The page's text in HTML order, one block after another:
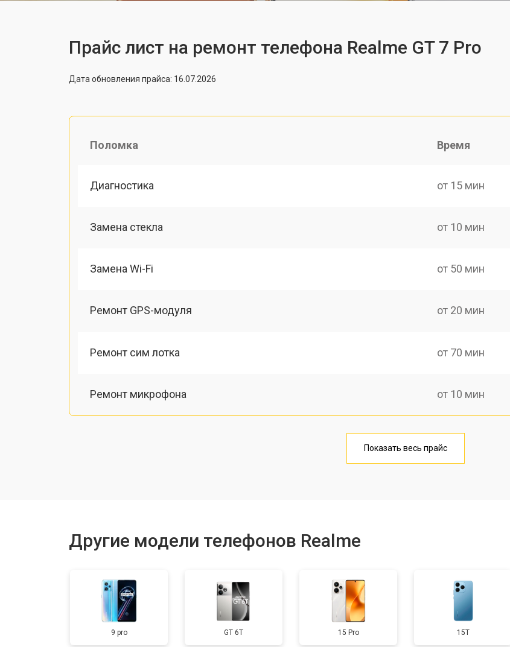
Прайс лист на ремонт телефона Realme GT 7 Pro
Дата обновления прайса: 16.07.2026
Поломка Время
Диагностика от 15 мин
Замена стекла от 10 мин
Замена Wi-Fi от 50 мин
Ремонт GPS-модуля от 20 мин
Ремонт сим лотка от 70 мин
Ремонт микрофона от 10 мин
от 40 мин
Замена задней крышки от 30 мин
Замена дисплея (экрана) от 30 мин
Показать весь прайс
Другие модели телефонов Realme
9 pro GT 6T 15 Pro 15T